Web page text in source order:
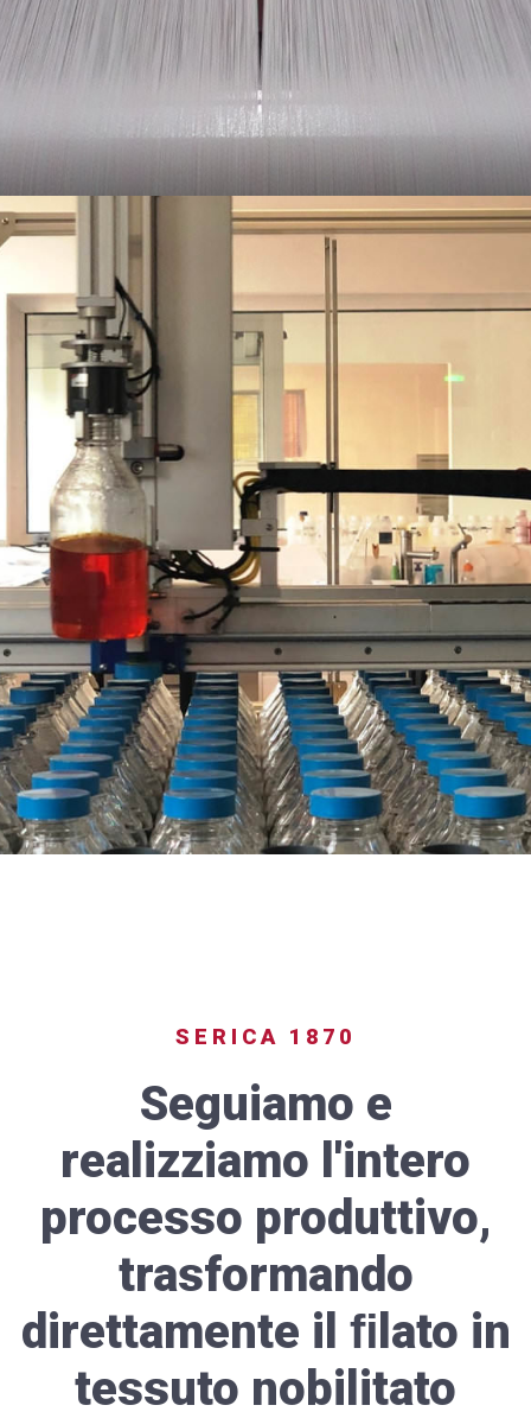
SERICA 1870
Seguiamo e
realizziamo l'intero
processo produttivo,
trasformando
direttamente il ﬁlato in
tessuto nobilitato